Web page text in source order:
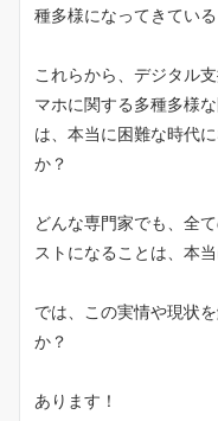
種多様になってきている
これらから、デジタル
マホに関する多種多様
は、本当に困難な時代
か？
どんな専門家でも、全
ストになることは、本当
では、この実情や現状
か？
あります！